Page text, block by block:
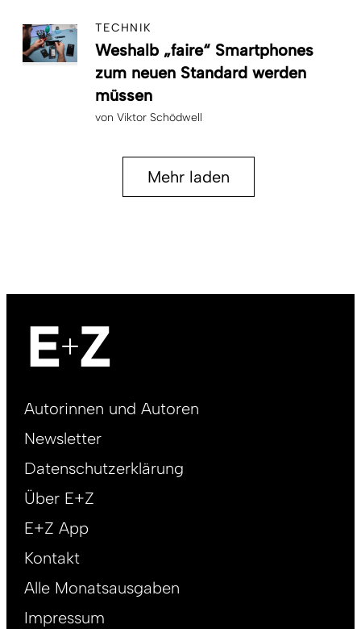
TECHNIK
Weshalb „faire“ Smartphones
zum neuen Standard werden
müssen
von Viktor Schödwell
Mehr laden
Footer
DE
Autorinnen und Autoren
Newsletter
Datenschutzerklärung
Über E+Z
E+Z App
Kontakt
Alle Monatsausgaben
Impressum